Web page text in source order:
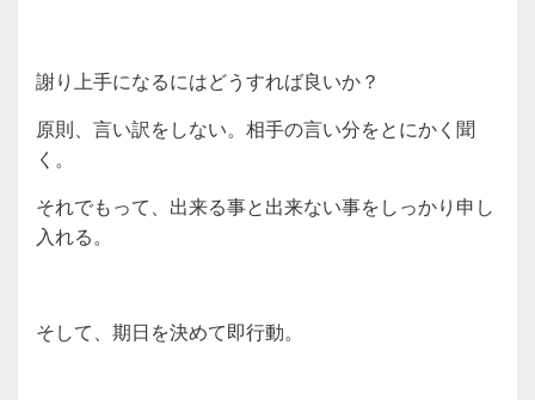
謝り上手になるにはどうすれば良いか？
原則、言い訳をしない。相手の言い分をとにかく聞
く。
それでもって、出来る事と出来ない事をしっかり申し
入れる。
そして、期日を決めて即行動。